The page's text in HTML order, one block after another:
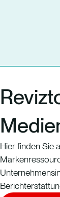
Hier finden Sie